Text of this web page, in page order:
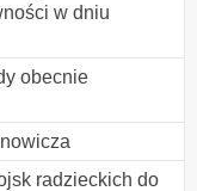
w dniu
obecnie
radzieckich do